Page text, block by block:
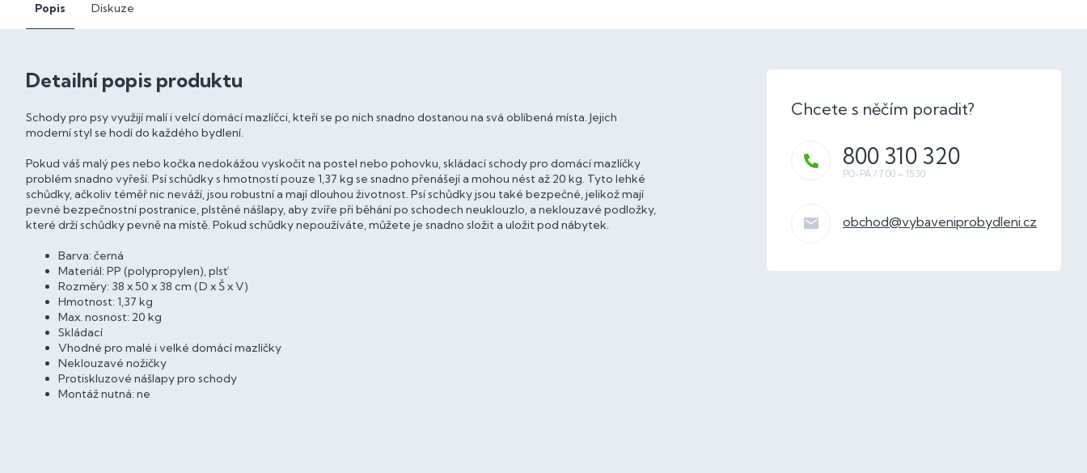
Popis Diskuze
Detailní popis produktu
Schody pro psy využijí malí i velcí domácí mazlíčci, kteří se po nich snadno dostanou na svá oblíbená místa. Jejich
moderní styl se hodí do každého bydlení.
Pokud váš malý pes nebo kočka nedokážou vyskočit na postel nebo pohovku, skládací schody pro domácí mazlíčky
problém snadno vyřeší. Psí schůdky s hmotností pouze 1,37 kg se snadno přenášejí a mohou nést až 20 kg. Tyto lehké
schůdky, ačkoliv téměř nic neváží, jsou robustní a mají dlouhou životnost. Psí schůdky jsou také bezpečné, jelikož mají
pevné bezpečnostní postranice, plstěné nášlapy, aby zvíře při běhání po schodech neuklouzlo, a neklouzavé podložky,
které drží schůdky pevně na místě. Pokud schůdky nepoužíváte, můžete je snadno složit a uložit pod nábytek.
Barva: černá
Materiál: PP (polypropylen), plsť
Rozměry: 38 x 50 x 38 cm (D x Š x V)
Hmotnost: 1,37 kg
Max. nosnost: 20 kg
Skládací
Vhodné pro malé i velké domácí mazlíčky
Neklouzavé nožičky
Protiskluzové nášlapy pro schody
Montáž nutná: ne
obchod@vybaveniprobydleni.cz
800 310 320